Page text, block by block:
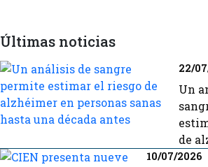
investigación
Conocelos
Últimas noticias
22/
Un
de
10/07/2026